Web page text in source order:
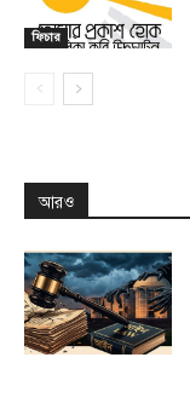
ফিচার
আরও